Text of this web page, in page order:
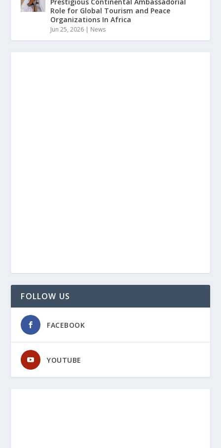
Role for Global Tourism and Peace
Organizations In Africa
Jun 25, 2026 | News
FOLLOW US
FACEBOOK
YOUTUBE